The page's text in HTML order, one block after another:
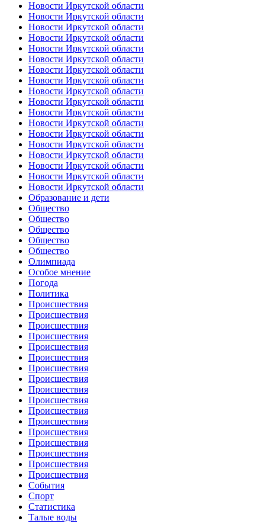
Новости Иркутской области
Новости Иркутской области
Новости Иркутской области
Новости Иркутской области
Новости Иркутской области
Новости Иркутской области
Новости Иркутской области
Новости Иркутской области
Новости Иркутской области
Новости Иркутской области
Новости Иркутской области
Новости Иркутской области
Новости Иркутской области
Новости Иркутской области
Новости Иркутской области
Новости Иркутской области
Новости Иркутской области
Новости Иркутской области
Образование и дети
Общество
Общество
Общество
Общество
Общество
Олимпиада
Особое мнение
Погода
Политика
Происшествия
Происшествия
Происшествия
Происшествия
Происшествия
Происшествия
Происшествия
Происшествия
Происшествия
Происшествия
Происшествия
Происшествия
Происшествия
Происшествия
Происшествия
Происшествия
Происшествия
События
Спорт
Статистика
Талые воды